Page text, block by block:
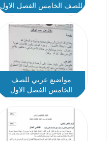
للصف الخامس الفصل الاول
مواضيع عربي للصف
الخامس الفصل الاول